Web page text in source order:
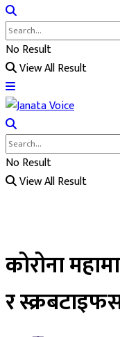
No Result
View All Result
No Result
View All Result
कोरोना
र